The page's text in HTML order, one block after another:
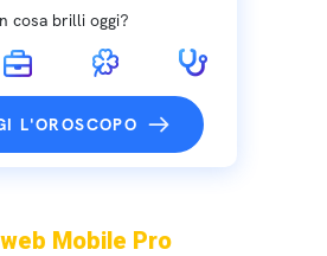
cosa brilli oggi?
L'OROSCOPO
Mobile Pro